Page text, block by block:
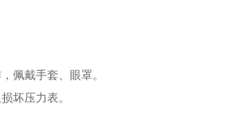
佩戴手套、眼罩。
坏压力表。